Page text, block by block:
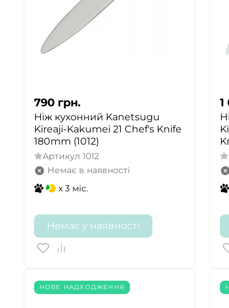
790 грн.
Ніж кухонний Kanetsugu
Kireaji-Kakumei 21 Chef's Knife
180mm (1012)
Артикул 1012
Немає в наявності
x 3 міс.
Немає у наявності
1
НОВЕ НАДХОДЖЕННЯ